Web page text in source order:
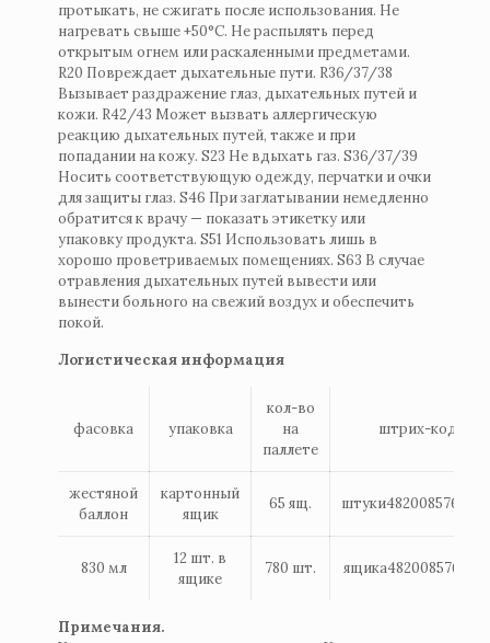
протыкать, не сжигать после использования. Не
нагревать свыше +50°С. Не распылять перед
открытым огнем или раскаленными предметами.
R20 Повреждает дыхательные пути. R36/37/38
Вызывает раздражение глаз, дыхательных путей и
кожи. R42/43 Может вызвать аллергическую
реакцию дыхательных путей, также и при
попадании на кожу. S23 Не вдыхать газ. S36/37/39
Носить соответствующую одежду, перчатки и очки
для защиты глаз. S46 При заглатывании немедленно
обратится к врачу — показать этикетку или
упаковку продукта. S51 Использовать лишь в
хорошо проветриваемых помещениях. S63 В случае
отравления дыхательных путей вывести или
вынести больного на свежий воздух и обеспечить
покой.
Логистическая информация
фасовка упаковка
кол-во
на
паллете
штрих-код
жестяной
баллон
картонный
ящик
65 ящ.
830 мл
12 шт. в
ящике
780 шт. ящика4820085763883
Примечания.